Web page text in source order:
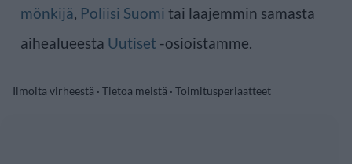
mönkijä, Poliisi Suomi tai laajemmin samasta
aihealueesta Uutiset -osioistamme.
Ilmoita virheestä · Tietoa meistä · Toimitusperiaatteet